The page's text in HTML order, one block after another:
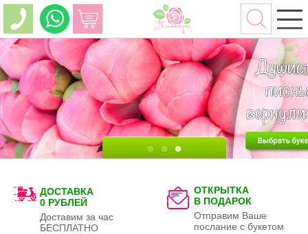
ДОСТАВКА
0 РУБЛЕЙ
Доставим за час
БЕСПЛАТНО
ОТКРЫТКА
В ПОДАРОК
Отправим Ваше
послание с букетом